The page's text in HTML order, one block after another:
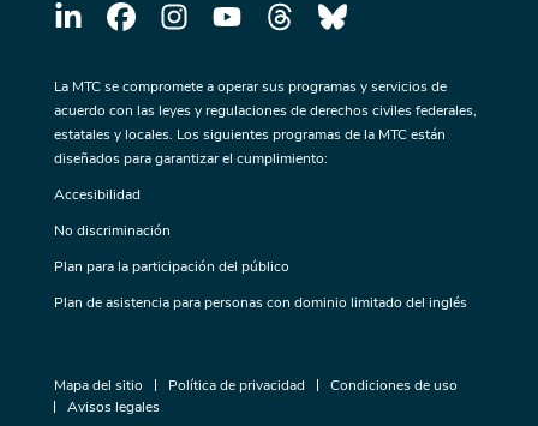
La MTC se compromete a operar sus programas y servicios de
acuerdo con las leyes y regulaciones de derechos civiles federales,
estatales y locales. Los siguientes programas de la MTC están
diseñados para garantizar el cumplimiento:
Accesibilidad
No discriminación
Plan para la participación del público
Plan de asistencia para personas con dominio limitado del inglés
Mapa del sitio Política de privacidad
Condiciones de uso
Avisos legales